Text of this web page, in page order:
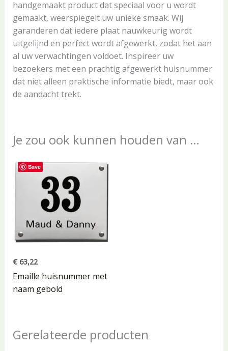
handgemaakt product dat speciaal voor u wordt
gemaakt, weerspiegelt uw unieke smaak. Wij
garanderen dat iedere plaat nauwkeurig wordt
uitgelijnd en perfect wordt afgewerkt, zodat het aan
al uw verwachtingen voldoet. Inspireer uw
bezoekers met een prachtig afgewerkt huisnummer
dat niet alleen praktische informatie biedt, maar ook
de aandacht trekt.
Je zou ook kunnen houden van …
Save
€63,22
Emaille huisnummer met
naam gebold
Gerelateerde producten